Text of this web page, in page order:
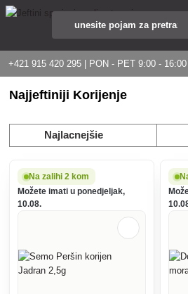
+421 915 420 295 | PON - PET 9:00 - 16:00
Najjeftiniji Korijenje
Najlacnejšie
Na zalihi 2 kom
Možete imati u ponedjeljak,
10.08.